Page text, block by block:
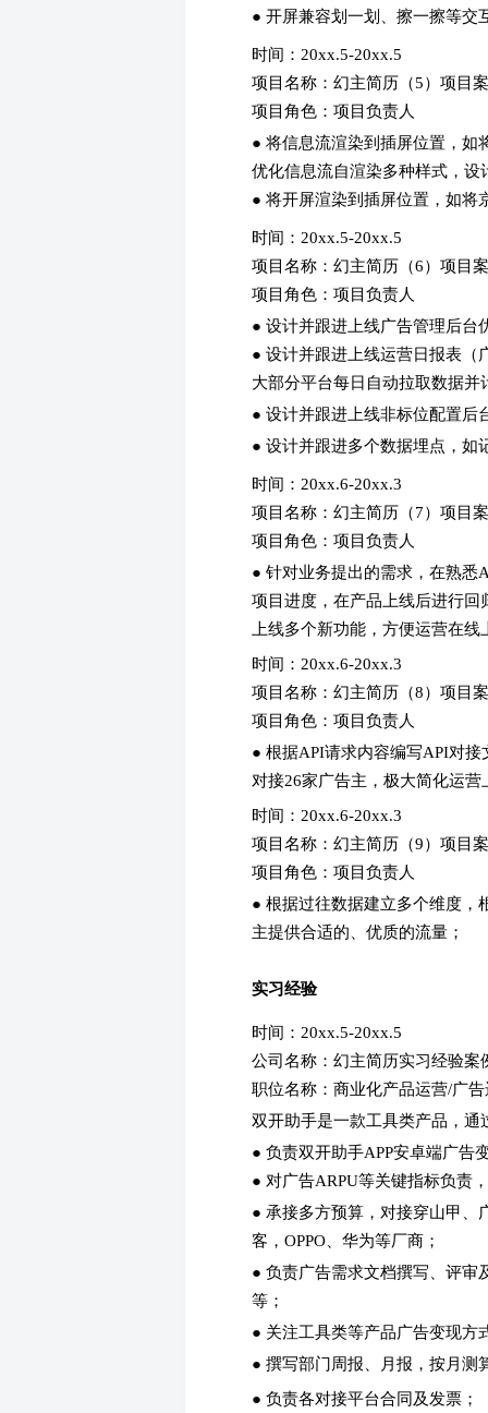
● 开屏兼容划一划、擦一擦等交
时间：20xx.5-20xx.5
项目名称：幻主简历（5）项目
项目角色：项目负责人
● 将信息流渲染到插屏位置，如
优化信息流自渲染多种样式，
● 将开屏渲染到插屏位置，如将
时间：20xx.5-20xx.5
项目名称：幻主简历（6）项目
项目角色：项目负责人
● 设计并跟进上线广告管理后台
● 设计并跟进上线运营日报表（
大部分平台每日自动拉取数据并
● 设计并跟进上线非标位配置后
● 设计并跟进多个数据埋点，如
时间：20xx.6-20xx.3
项目名称：幻主简历（7）项目
项目角色：项目负责人
● 针对业务提出的需求，在熟悉
项目进度，在产品上线后进行
上线多个新功能，方便运营在
时间：20xx.6-20xx.3
项目名称：幻主简历（8）项目
项目角色：项目负责人
● 根据API请求内容编写API对
对接26家广告主，极大简化运
时间：20xx.6-20xx.3
项目名称：幻主简历（9）项目
项目角色：项目负责人
● 根据过往数据建立多个维度，
主提供合适的、优质的流量；
实习经验
时间：20xx.5-20xx.5
公司名称：幻主简历实习经验
职位名称：商业化产品运营/广
双开助手是一款工具类产品，
● 负责双开助手APP安卓端广告
● 对广告ARPU等关键指标负责
● 承接多方预算，对接穿山甲、
客，OPPO、华为等厂商；
● 负责广告需求文档撰写、评审
等；
● 关注工具类等产品广告变现方
● 撰写部门周报、月报，按月测
● 负责各对接平台合同及发票；